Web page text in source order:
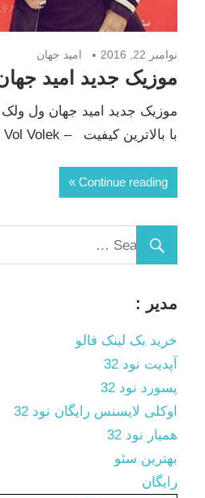
نوامبر 22, 2016 امید جهان
موزیک جدید امید
موزیک جدید امید جهان ول ولک
با بالاترین کیفیت – Vol Volek تنظیم :
Continue reading
مدیر :
خرید بک لینک فالو
آپدیت نود 32
پسورد نود 32
اوکلی لایسنس رایگان نود 32
همیار نود 32
بهترین سئو
رایگان